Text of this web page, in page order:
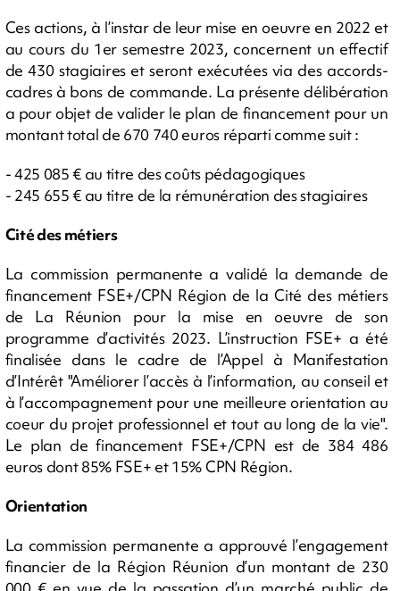
Ces actions, à l’instar de leur mise en oeuvre en 2022 et
au cours du 1er semestre 2023, concernent un effectif
de 430 stagiaires et seront exécutées via des accords-
cadres à bons de commande. La présente délibération
a pour objet de valider le plan de financement pour un
montant total de 670 740 euros réparti comme suit :
- 425 085 € au titre des coûts pédagogiques
- 245 655 € au titre de la rémunération des stagiaires
Cité des métiers
La commission permanente a validé la demande de
financement FSE+/CPN Région de la Cité des métiers
de La Réunion pour la mise en oeuvre de son
programme d’activités 2023. L’instruction FSE+ a été
finalisée dans le cadre de l’Appel à Manifestation
d’Intérêt "Améliorer l’accès à l’information, au conseil et
à l’accompagnement pour une meilleure orientation au
coeur du projet professionnel et tout au long de la vie".
Le plan de financement FSE+/CPN est de 384 486
euros dont 85% FSE+ et 15% CPN Région.
Orientation
La commission permanente a approuvé l’engagement
financier de la Région Réunion d’un montant de 230